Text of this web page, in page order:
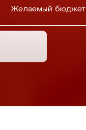
Желаемый бюджет